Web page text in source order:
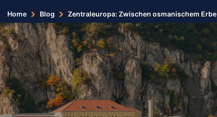
Home Blog Zentraleuropa: Zwischen osmanischem